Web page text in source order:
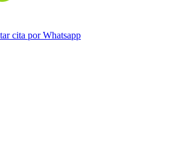
cita por Whatsapp